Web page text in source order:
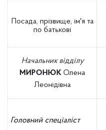
Посада, прізвище, ім'я та
по батькові
Начальник відділу
МИРОНЮК Олена
Леонідівна
Головний спеціаліст